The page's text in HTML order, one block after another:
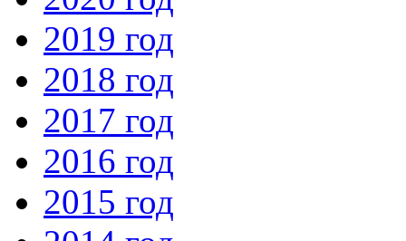
2019 год
2018 год
2017 год
2016 год
2015 год